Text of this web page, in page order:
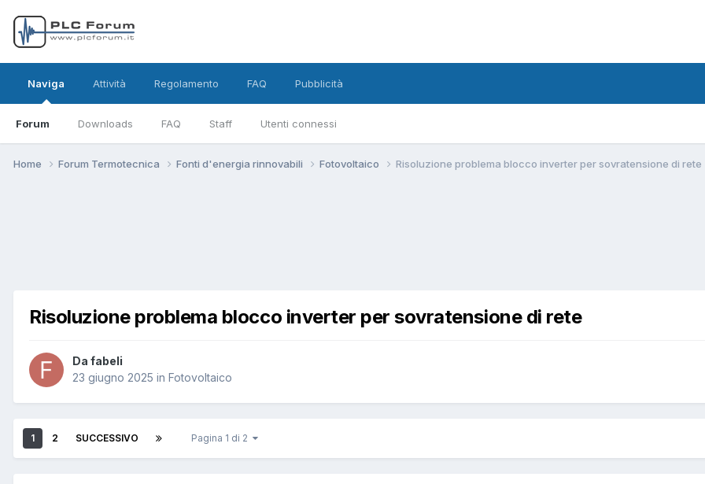
Naviga
Forum Downloads FAQ Staff Utenti connessi
Attività Regolamento FAQ Pubblicità
Home Forum Termotecnica Fonti d'energia rinnovabili Fotovoltaico Risoluzione problema blocco inverter per sovratensione di rete
Risoluzione problema blocco inverter per sovratensione di rete
Da fabeli
23 giugno 2025 in Fotovoltaico
1 2 SUCCESSIVO Pagina 1 di 2